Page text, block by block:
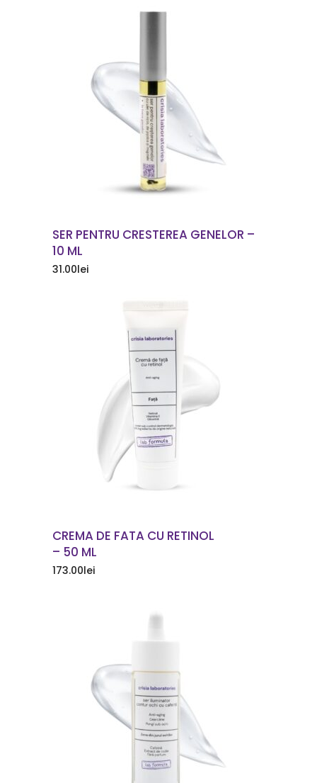
COMANDA ACUM
SER PENTRU CRESTEREA GENELOR –
10 ML
31.00lei
COMANDA ACUM
CREMA DE FATA CU RETINOL
– 50 ML
173.00lei
COMANDA ACUM